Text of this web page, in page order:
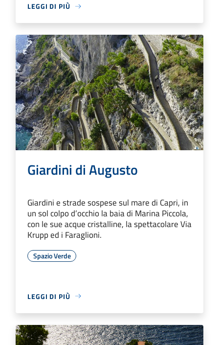
LEGGI DI PIÙ
Giardini di Augusto
Giardini e strade sospese sul mare di Capri, in
un sol colpo d’occhio la baia di Marina Piccola,
con le sue acque cristalline, la spettacolare Via
Krupp ed i Faraglioni.
Spazio Verde
LEGGI DI PIÙ